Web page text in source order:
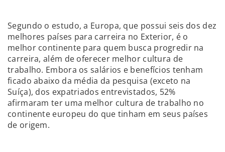
Segundo o estudo, a Europa, que possui seis dos dez
melhores países para carreira no Exterior, é o
melhor continente para quem busca progredir na
carreira, além de oferecer melhor cultura de
trabalho. Embora os salários e benefícios tenham
ficado abaixo da média da pesquisa (exceto na
Suíça), dos expatriados entrevistados, 52%
afirmaram ter uma melhor cultura de trabalho no
continente europeu do que tinham em seus países
de origem.